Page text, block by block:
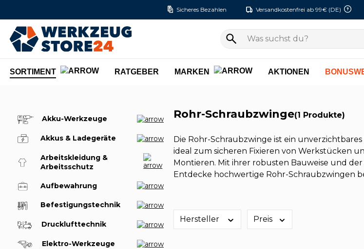
Sicheres Bezahlen Versandkostenfrei ab 99€ (DE)
SORTIMENT RATGEBER MARKEN AKTIONEN
Akku-Werkzeuge
Akkus & Ladegeräte
Arbeitskleidung &
Arbeitsschutz
Aufbewahrung
Befestigungstechnik
Drucklufttechnik
Elektro-Werkzeuge
Rohr-Schraubzwinge(1 Produkte)
Die Rohr-Schraubzwinge ist ein
ideal zum sicheren Fixieren von Werkstücken
Montieren. Mit ihrer robusten Bauweise und
Entdecke hochwertige Rohr-Schraubzwingen
Hersteller Preis